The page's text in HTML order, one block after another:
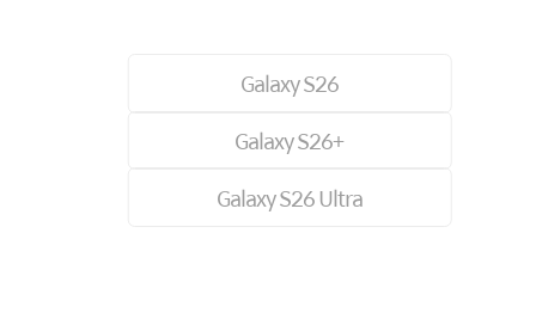
Galaxy S26
Galaxy S26+
Galaxy S26 Ultra